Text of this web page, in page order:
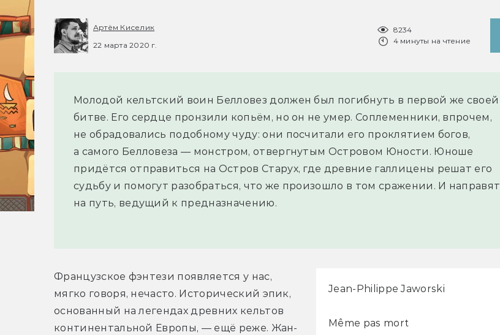
Артём Киселик
22 марта 2020 г.
8234
4 минуты на чтение
Молодой кельтский воин Белловез должен был погибнуть в первой же своей
битве. Его сердце пронзили копьём, но он не умер. Соплеменники, впрочем,
не обрадовались подобному чуду: они посчитали его проклятием богов,
а самого Белловеза — монстром, отвергнутым Островом Юности. Юноше
придётся отправиться на Остров Старух, где древние галлицены решат его
судьбу и помогут разобраться, что же произошло в том сражении. И направят
на путь, ведущий к предназначению.
Jean-Philippe Jaworski
Même pas mort
Французское фэнтези появляется у нас,
мягко говоря, нечасто. Исторический эпик,
основанный на легендах древних кельтов
континентальной Европы, — ещё реже. Жан-